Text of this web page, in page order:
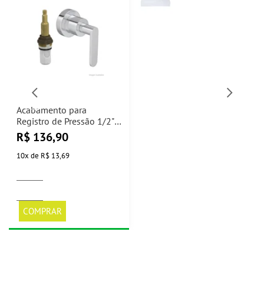
Acabamento para
Registro de Pressão 1/2" e
3/4" com Mecanismo Flex
Plus Cromado
4916.C21.PQ Deca
R$ 136,90
10x de R$ 13,69
COMPRAR